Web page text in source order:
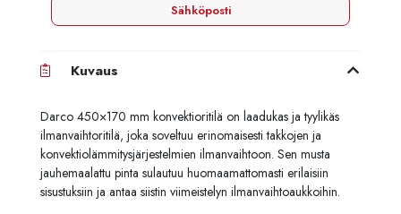
Sähköposti
Kuvaus
Darco 450×170 mm konvektioritilä on laadukas ja tyylikäs
ilmanvaihtoritilä, joka soveltuu erinomaisesti takkojen ja
konvektiolämmitysjärjestelmien ilmanvaihtoon. Sen musta
jauhemaalattu pinta sulautuu huomaamattomasti erilaisiin
sisustuksiin ja antaa siistin viimeistelyn ilmanvaihtoaukkoihin.